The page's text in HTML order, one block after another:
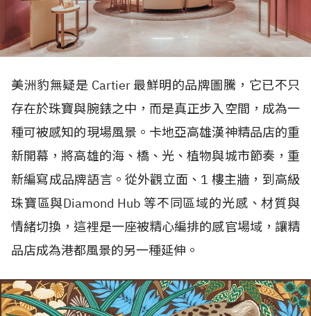
美洲豹無疑是 Cartier 最鮮明的品牌圖騰，它已不只
存在於珠寶與腕錶之中，而是真正步入空間，成為一
種可被感知的現場風景。卡地亞高雄漢神精品店的重
新開幕，將高雄的海、橋、光、植物與城市節奏，重
新編寫成品牌語言。從外觀立面、1 樓主牆，到高級
珠寶區與Diamond Hub 等不同區域的光感、材質與
情緒切換，這裡是一座被精心編排的感官場域，讓精
品店成為港都風景的另一種延伸。